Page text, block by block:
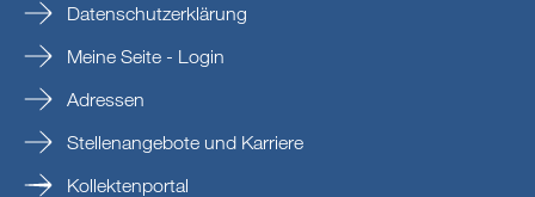
Datenschutzerklärung
Meine Seite - Login
Adressen
Stellenangebote und Karriere
Kollektenportal